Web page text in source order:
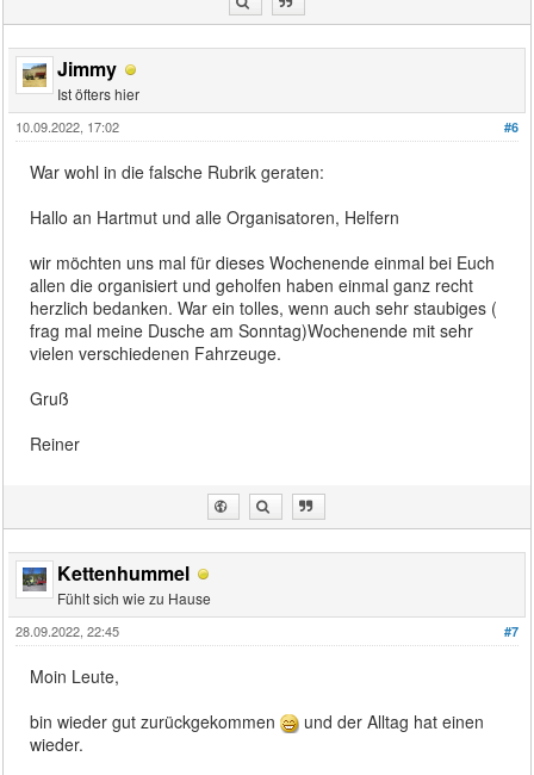
Jimmy
Ist öfters hier
#6
10.09.2022, 17:02
War wohl in die falsche Rubrik geraten:
Hallo an Hartmut und alle Organisatoren, Helfern
wir möchten uns mal für dieses Wochenende einmal bei Euch
allen die organisiert und geholfen haben einmal ganz recht
herzlich bedanken. War ein tolles, wenn auch sehr staubiges (
frag mal meine Dusche am Sonntag)Wochenende mit sehr
vielen verschiedenen Fahrzeuge.
Gruß
Reiner
Kettenhummel
Fühlt sich wie zu Hause
#7
28.09.2022, 22:45
Moin Leute,
bin wieder gut zurückgekommen
und der Alltag hat einen
wieder.